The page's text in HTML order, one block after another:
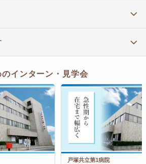
インターン・見学会
戸塚共立第1病院